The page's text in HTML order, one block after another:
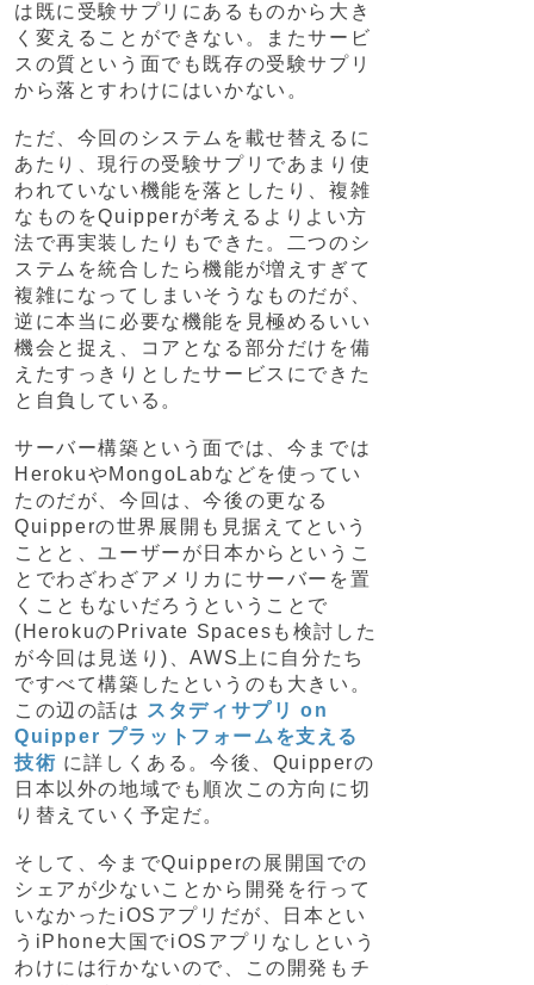
は既に受験サプリにあるものから大き
く変えることができない。またサービ
スの質という面でも既存の受験サプリ
から落とすわけにはいかない。
ただ、今回のシステムを載せ替えるに
あたり、現行の受験サプリであまり使
われていない機能を落としたり、複雑
なものをQuipperが考えるよりよい方
法で再実装したりもできた。二つのシ
ステムを統合したら機能が増えすぎて
複雑になってしまいそうなものだが、
逆に本当に必要な機能を見極めるいい
機会と捉え、コアとなる部分だけを備
えたすっきりとしたサービスにできた
と自負している。
サーバー構築という面では、今までは
HerokuやMongoLabなどを使ってい
たのだが、今回は、今後の更なる
Quipperの世界展開も見据えてという
ことと、ユーザーが日本からというこ
とでわざわざアメリカにサーバーを置
くこともないだろうということで
(HerokuのPrivate Spacesも検討した
が今回は見送り)、AWS上に自分たち
ですべて構築したというのも大きい。
この辺の話は スタディサプリ on
Quipper プラットフォームを支える
技術 に詳しくある。今後、Quipperの
日本以外の地域でも順次この方向に切
り替えていく予定だ。
そして、今までQuipperの展開国での
シェアが少ないことから開発を行って
いなかったiOSアプリだが、日本とい
うiPhone大国でiOSアプリなしという
わけには行かないので、この開発もチ